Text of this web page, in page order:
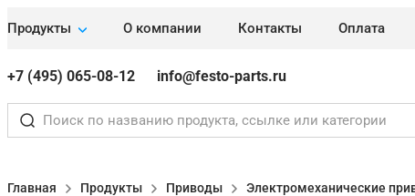
Продукты О компании Контакты Оплата
+7 (495) 065-08-12 info@festo-parts.ru
Главная Продукты Приводы Электромеханические